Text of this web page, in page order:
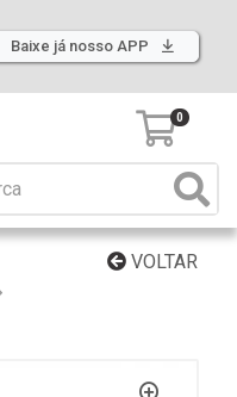
Baixe já nosso APP
0
VOLTAR